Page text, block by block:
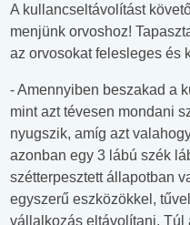
A kullancseltávolítást
menjünk orvoshoz!
az orvosokat felesleges és
- Amennyiben beszakad a
mint azt tévesen mondani
nyugszik, amíg azt
azonban egy 3 lábú szék
szétterpesztett állapotban
egyszerű eszközökkel,
vállalkozás eltávolítani. Túl